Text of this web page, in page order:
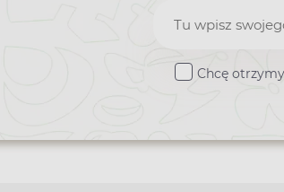
Zapisz
do
Chcę